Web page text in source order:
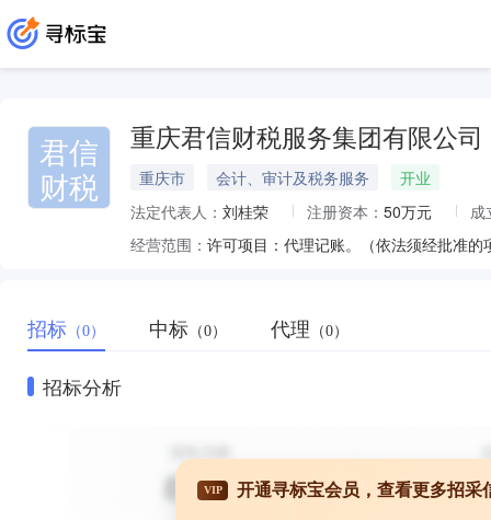
君信
财税
重庆君信财税服务集团有限公司
重庆市 会计、审计及税务服务
开业
法定代表人： 刘桂荣 注册资本： 50万元
成
经营范围：
招标 （0） 中标 （0） 代理 （0）
招标分析
VIP 开通寻标宝会员，查看更多招采